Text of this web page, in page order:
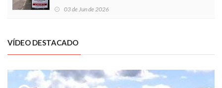
03 de Jun de 2026
VÍDEO DESTACADO